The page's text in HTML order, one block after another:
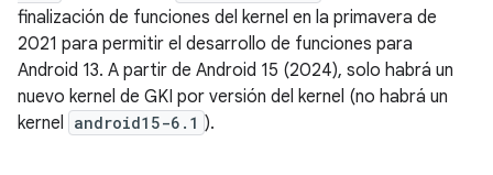
finalización de funciones del kernel en la primavera de
2021 para permitir el desarrollo de funciones para
Android 13. A partir de Android 15 (2024), solo habrá un
nuevo kernel de GKI por versión del kernel (no habrá un
kernel android15-6.1 ).